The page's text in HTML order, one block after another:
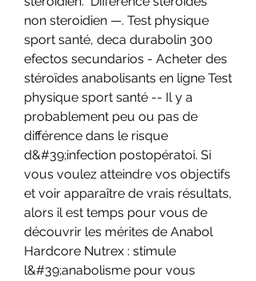
non steroidien —. Test physique
sport santé, deca durabolin 300
efectos secundarios - Acheter des
stéroïdes anabolisants en ligne Test
physique sport santé -- Il y a
probablement peu ou pas de
différence dans le risque
d&#39;infection postopératoi. Si
vous voulez atteindre vos objectifs
et voir apparaître de vrais résultats,
alors il est temps pour vous de
découvrir les mérites de Anabol
Hardcore Nutrex : stimule
l&#39;anabolisme pour vous